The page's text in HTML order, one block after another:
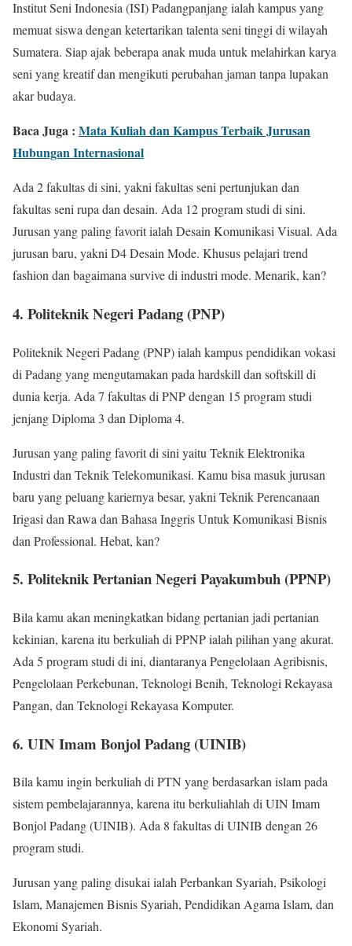
Institut Seni Indonesia (ISI) Padangpanjang ialah kampus yang
memuat siswa dengan ketertarikan talenta seni tinggi di wilayah
Sumatera. Siap ajak beberapa anak muda untuk melahirkan karya
seni yang kreatif dan mengikuti perubahan jaman tanpa lupakan
akar budaya.
Baca Juga : Mata Kuliah dan Kampus Terbaik Jurusan
Hubungan Internasional
Ada 2 fakultas di sini, yakni fakultas seni pertunjukan dan
fakultas seni rupa dan desain. Ada 12 program studi di sini.
Jurusan yang paling favorit ialah Desain Komunikasi Visual. Ada
jurusan baru, yakni D4 Desain Mode. Khusus pelajari trend
fashion dan bagaimana survive di industri mode. Menarik, kan?
4. Politeknik Negeri Padang (PNP)
Politeknik Negeri Padang (PNP) ialah kampus pendidikan vokasi
di Padang yang mengutamakan pada hardskill dan softskill di
dunia kerja. Ada 7 fakultas di PNP dengan 15 program studi
jenjang Diploma 3 dan Diploma 4.
Jurusan yang paling favorit di sini yaitu Teknik Elektronika
Industri dan Teknik Telekomunikasi. Kamu bisa masuk jurusan
baru yang peluang kariernya besar, yakni Teknik Perencanaan
Irigasi dan Rawa dan Bahasa Inggris Untuk Komunikasi Bisnis
dan Professional. Hebat, kan?
5. Politeknik Pertanian Negeri Payakumbuh (PPNP)
Bila kamu akan meningkatkan bidang pertanian jadi pertanian
kekinian, karena itu berkuliah di PPNP ialah pilihan yang akurat.
Ada 5 program studi di ini, diantaranya Pengelolaan Agribisnis,
Pengelolaan Perkebunan, Teknologi Benih, Teknologi Rekayasa
Pangan, dan Teknologi Rekayasa Komputer.
6. UIN Imam Bonjol Padang (UINIB)
Bila kamu ingin berkuliah di PTN yang berdasarkan islam pada
sistem pembelajarannya, karena itu berkuliahlah di UIN Imam
Bonjol Padang (UINIB). Ada 8 fakultas di UINIB dengan 26
program studi.
Jurusan yang paling disukai ialah Perbankan Syariah, Psikologi
Islam, Manajemen Bisnis Syariah, Pendidikan Agama Islam, dan
Ekonomi Syariah.